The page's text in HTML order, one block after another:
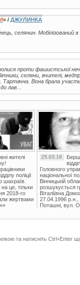
» / ДЖУЛИНКА
селянин.
проти фашистської
селяни, вчителі,
Вона брала
лав...
жителі
поліції
шахраїв.
це, тільки
2018-го
жертвами
25.03.18
Головного
національної
Вінницькій
розшукується
Віталіївна
27.04.1996 р.н.,
Поташні, вул.
та натисніть Ctrl+Enter